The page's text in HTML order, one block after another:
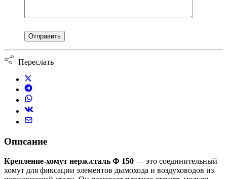
Переслать
Описание
Крепление-хомут нерж.сталь Ф 150 — это соединительный
хомут для фиксации элементов дымохода и воздуховодов из